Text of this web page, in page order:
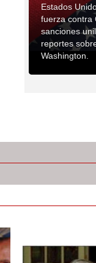
Estados
fuerza contra
sanciones
reportes
Washington.